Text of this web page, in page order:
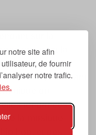
notre site afin
de fournir
notre trafic.
sur la
dont la
», « suivant
du
tendances
la musique
hop, et des